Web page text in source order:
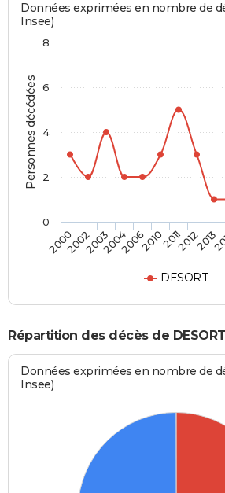
Personnes décédées
Données exprimées en nombre de
Insee)
DESORT
200020022003200420062010201120122013
0
2
4
6
8
Répartition des décès de
Données exprimées en nombre de
Insee)